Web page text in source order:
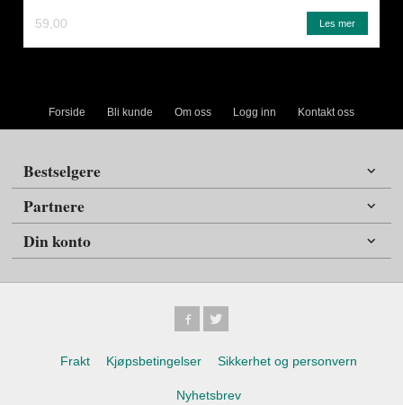
59,00 Les mer
Forside Bli kunde Om oss Logg inn Kontakt oss
Bestselgere
Partnere
Din konto
Frakt Kjøpsbetingelser Sikkerhet og personvern
Nyhetsbrev